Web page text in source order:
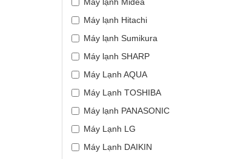
Máy lạnh Hitachi
Máy lạnh Sumikura
Máy lạnh SHARP
Máy Lạnh AQUA
Máy Lạnh TOSHIBA
Máy lạnh PANASONIC
Máy Lạnh LG
Máy Lạnh DAIKIN